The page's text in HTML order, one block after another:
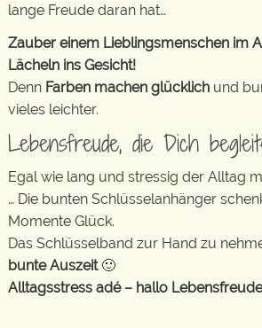
lange Freude daran hat…
Zauber einem Lieblingsmenschen im
Lächeln ins Gesicht!
Denn Farben machen glücklich und
vieles leichter.
Lebensfreude, die Dich
Egal wie lang und stressig der Alltag
… Die bunten Schlüsselanhänger
Momente Glück.
Das Schlüsselband zur Hand zu
bunte Auszeit🙂
Alltagsstress adé – hallo